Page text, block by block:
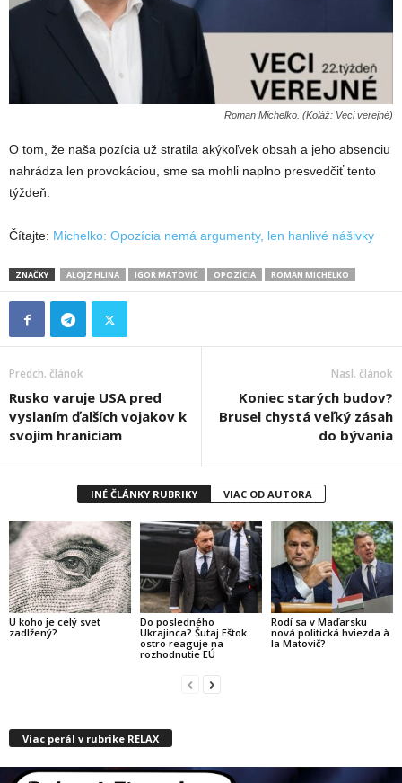
Roman Michelko. (Koláž: Veci verejné)
O tom, že naša pozícia už stratila akýkoľvek obsah a jeho absenciu
nahrádza len provokáciou, sme sa mohli naplno presvedčiť tento
týždeň.
Čítajte: Michelko: Opozícia nemá argumenty, len hanlivé nášivky
ZNAČKY ALOJZ HLINA IGOR MATOVIČ OPOZÍCIA ROMAN MICHELKO
Predch. článok
Rusko varuje USA pred
vyslaním ďalších vojakov k
svojim hraniciam
Nasl. článok
Koniec starých budov?
Brusel chystá veľký zásah
do bývania
INÉ ČLÁNKY RUBRIKY VIAC OD AUTORA
U koho je celý svet
zadlžený?
Do posledného
Ukrajinca? Šutaj Eštok
ostro reaguje na
rozhodnutie EÚ
Rodí sa v Maďarsku
nová politická hviezda à
la Matovič?
Viac perál v rubrike RELAX